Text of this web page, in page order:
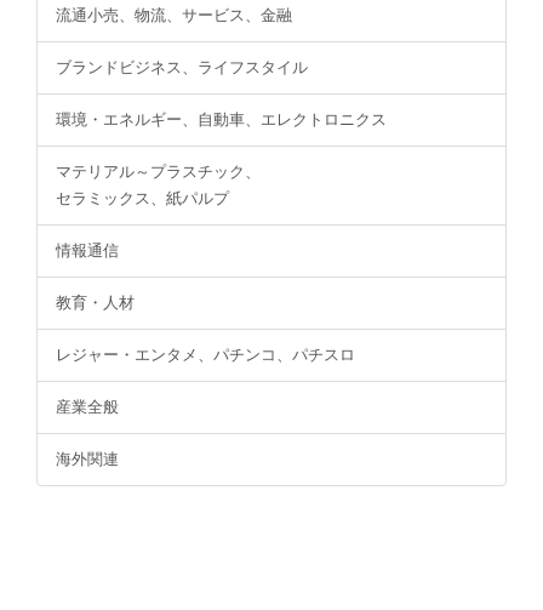
流通小売、物流、サービス、金融
ブランドビジネス、ライフスタイル
環境・エネルギー、自動車、エレクトロニクス
マテリアル～プラスチック、
セラミックス、紙パルプ
情報通信
教育・人材
レジャー・エンタメ、パチンコ、パチスロ
産業全般
海外関連